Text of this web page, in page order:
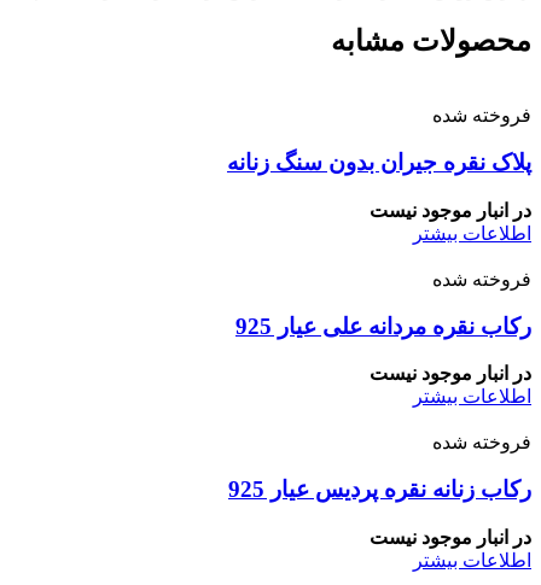
محصولات مشابه
فروخته شده
پلاک نقره جیران بدون سنگ زنانه
در انبار موجود نیست
اطلاعات بیشتر
فروخته شده
رکاب نقره مردانه علی عیار 925
در انبار موجود نیست
اطلاعات بیشتر
فروخته شده
رکاب زنانه نقره پردیس عیار 925
در انبار موجود نیست
اطلاعات بیشتر